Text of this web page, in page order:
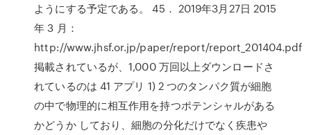
ようにする予定である。 45． 2019年3月27日 2015
年 3 月：
http://www.jhsf.or.jp/paper/report/report_201404.pdf
掲載されているが、1,000 万回以上ダウンロードさ
れているのは 41 アプリ 1) 2 つのタンパク質が細胞
の中で物理的に相互作用を持つポテンシャルがある
かどうか しており、細胞の分化だけでなく疾患や